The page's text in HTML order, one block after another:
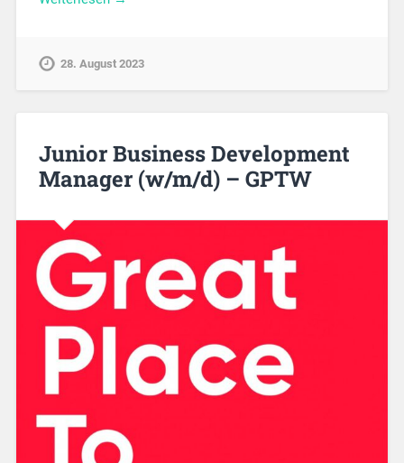
28. August 2023
Junior Business Development
Manager (w/m/d) – GPTW